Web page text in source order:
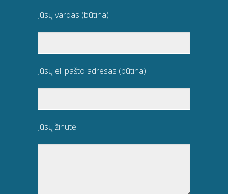
Jūsų vardas (būtina)
Jūsų el. pašto adresas (būtina)
Jūsų žinutė